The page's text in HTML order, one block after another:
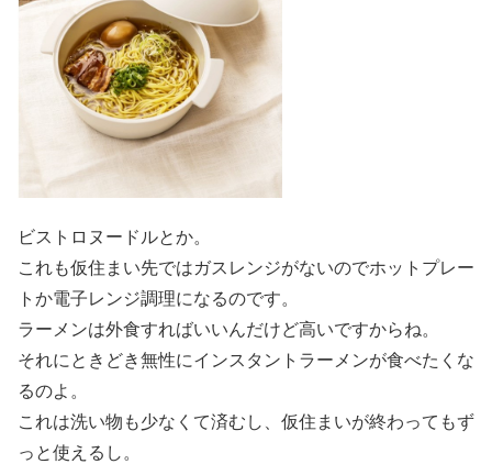
ビストロヌードルとか。
これも仮住まい先ではガスレンジがないのでホットプレー
トか電子レンジ調理になるのです。
ラーメンは外食すればいいんだけど高いですからね。
それにときどき無性にインスタントラーメンが食べたくな
るのよ。
これは洗い物も少なくて済むし、仮住まいが終わってもず
っと使えるし。